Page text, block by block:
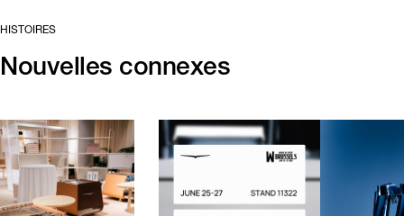
HISTOIRES
Nouvelles connexes